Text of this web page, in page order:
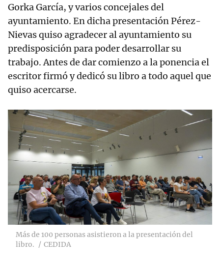
Gorka García, y varios concejales del
ayuntamiento. En dicha presentación Pérez-
Nievas quiso agradecer al ayuntamiento su
predisposición para poder desarrollar su
trabajo. Antes de dar comienzo a la ponencia el
escritor firmó y dedicó su libro a todo aquel que
quiso acercarse.
Más de 100 personas asistieron a la presentación del
libro.
CEDIDA